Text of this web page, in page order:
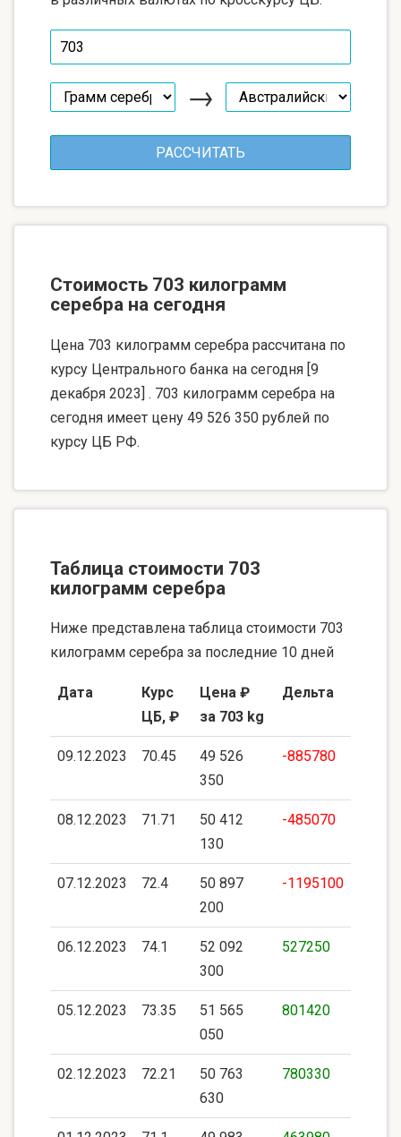
→
Стоимость 703 килограмм
серебра на сегодня
Цена 703 килограмм серебра рассчитана по
курсу Центрального банка на сегодня [9
декабря 2023] . 703 килограмм серебра на
сегодня имеет цену 49 526 350 рублей по
курсу ЦБ РФ.
Таблица стоимости 703
килограмм серебра
Ниже представлена таблица стоимости 703
килограмм серебра за последние 10 дней
Дата
Курс
ЦБ, ₽
Цена ₽
за 703 kg
Дельта
09.12.2023 70.45
49 526
350
-885780
08.12.2023 71.71
50 412
130
-485070
07.12.2023 72.4
50 897
200
-1195100
06.12.2023 74.1
52 092
300
527250
05.12.2023 73.35
51 565
050
801420
02.12.2023 72.21
50 763
630
780330